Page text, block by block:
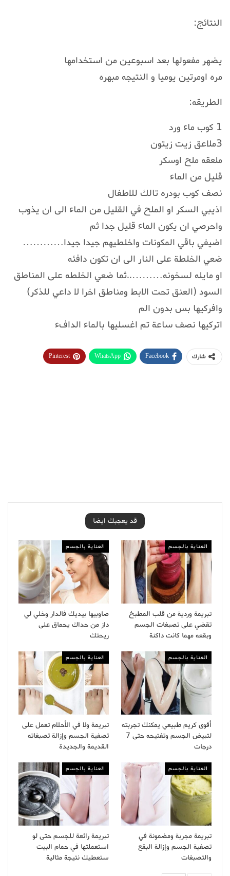
النتائج:
يضهر مفعولها بعد اسبوعين من استخدامها
مره اومرتين يوميا و النتيجه مبهره
الطريقه:
1 كوب ماء ورد
3ملاعق زيت زيتون
ملعقه ملح اوسكر
قليل من الماء
نصف كوب بودره تالك للاطفال
اذيبي السكر او الملح في القليل من الماء الى ان يذوب
واحرصي ان يكون الماء قليل جدا ثم
اضيفي باقي المكونات واخلطيهم جيدا جيدا…………
ضعي الخلطة على النار الى ان تكون دافئه
او مايله لسخونه………..ثما ضعي الخلطه على المناطق
السود (العنق تحت الابط ومناطق اخرا لا داعي للذكر)
وافركيها بس بدون الم
اتركيها نصف ساعة تم اغسليها بالماء الدافء
شارك Facebook
WhatsApp
Pinterest
قد يعجبك ايضا
العناية بالجسم
تبريمة وردية من قلب المطبخ
تقضي على تصبغات الجسم
وبقعه مهما كانت داكنة
العناية بالجسم
صاوبيها بيديك فالدار وخلي لي
داز من حداك يحماق على
ريحتك
العناية بالجسم
أقوى كريم طبيعي يمكنك تجربته
لتبيض الجسم وتفتيحه حتى 7
درجات
العناية بالجسم
تبريمة ولا في الأحلام تعمل على
تصفية الجسم وإزالة تصبغاته
القديمة والجديدة
العناية بالجسم
تبريمة مجربة ومضمونة في
تصفية الجسم وإزالة البقع
والتصبغات
العناية بالجسم
تبريمة رائعة للجسم حتى لو
استعملتها في حمام البيت
ستعطيك نتيجة مثالية